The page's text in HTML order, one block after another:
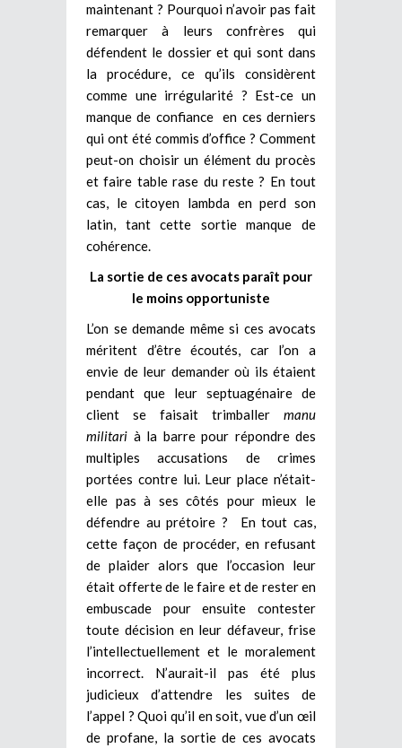
maintenant ? Pourquoi n’avoir pas fait
remarquer à leurs confrères qui
défendent le dossier et qui sont dans
la procédure, ce qu’ils considèrent
comme une irrégularité ? Est-ce un
manque de confiance en ces derniers
qui ont été commis d’office ? Comment
peut-on choisir un élément du procès
et faire table rase du reste ? En tout
cas, le citoyen lambda en perd son
latin, tant cette sortie manque de
cohérence.
La sortie de ces avocats paraît pour
le moins opportuniste
L’on se demande même si ces avocats
méritent d’être écoutés, car l’on a
envie de leur demander où ils étaient
pendant que leur septuagénaire de
client se faisait trimballer manu
militari à la barre pour répondre des
multiples accusations de crimes
portées contre lui. Leur place n’était-
elle pas à ses côtés pour mieux le
défendre au prétoire ? En tout cas,
cette façon de procéder, en refusant
de plaider alors que l’occasion leur
était offerte de le faire et de rester en
embuscade pour ensuite contester
toute décision en leur défaveur, frise
l’intellectuellement et le moralement
incorrect. N’aurait-il pas été plus
judicieux d’attendre les suites de
l’appel ? Quoi qu’il en soit, vue d’un œil
de profane, la sortie de ces avocats